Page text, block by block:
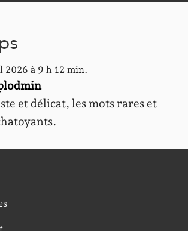
2026 à 9 h 12 min.
et délicat, les mots rares et